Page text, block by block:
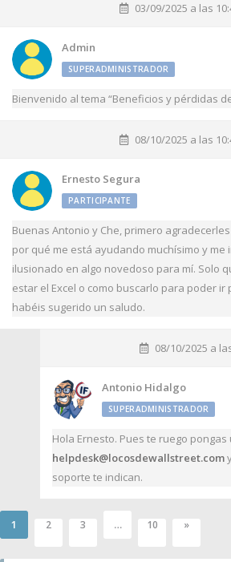
03/09/2025 a las
Admin
SUPERADMINISTRADOR
Bienvenido al tema “Beneficios y pérdidas
08/10/2025 a las
Ernesto Segura
PARTICIPANTE
Buenas Antonio y Che, primero
por qué me está ayudando muchísimo y me
ilusionado en algo novedoso para mí. Solo
estar el Excel o como buscarlo para poder ir
habéis sugerido un saludo.
08/10/2025 a
Antonio Hidalgo
SUPERADMINISTRADOR
Hola Ernesto. Pues te ruego pongas
helpdesk@locosdewallstreet.com
soporte te indican.
1 2 3 … 10 »